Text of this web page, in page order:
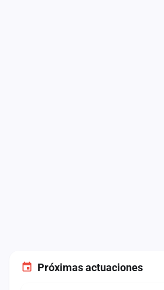
Próximas actuaciones